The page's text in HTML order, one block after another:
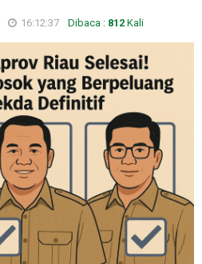
16:12:37 Dibaca : 812 Kali